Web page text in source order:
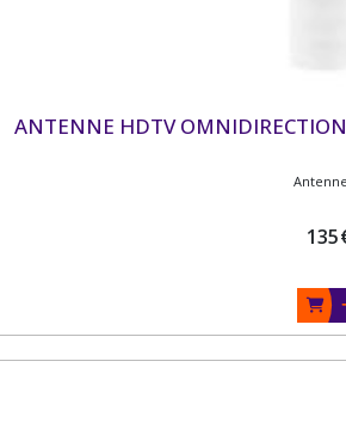
ANTENNE HDTV
135